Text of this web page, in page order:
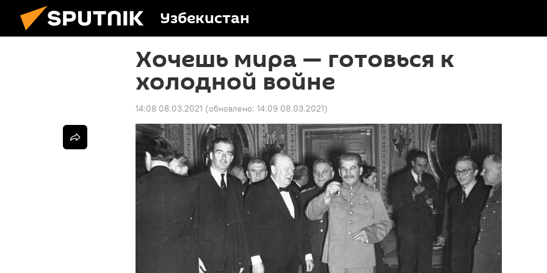
Узбекистан
Хочешь мира — готовься к
холодной войне
14:08 08.03.2021 (обновлено: 14:09 08.03.2021)